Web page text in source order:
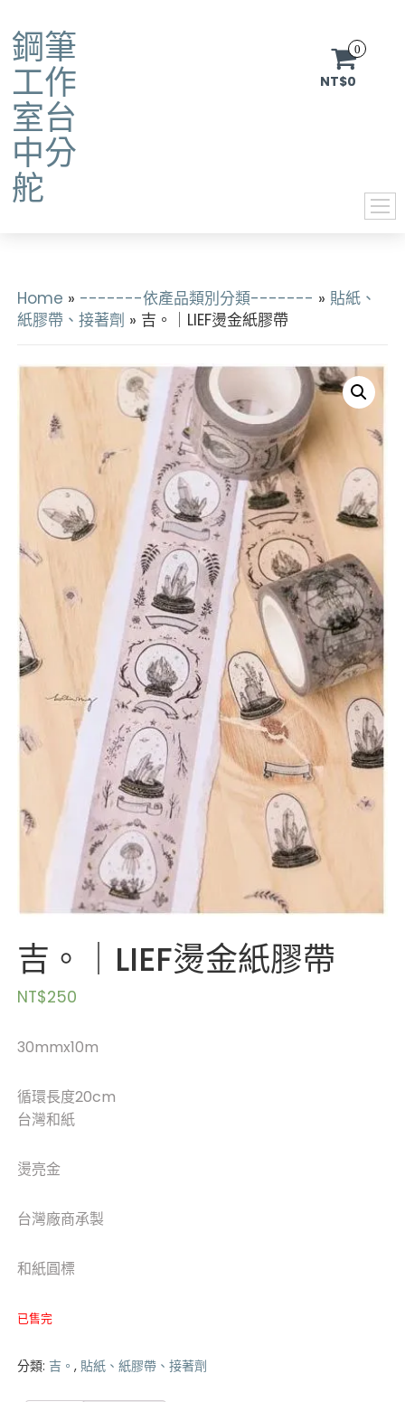
鋼筆
工作
室台
中分
舵
0
NT$0
Home » -------依產品類別分類------- » 貼紙、
紙膠帶、接著劑 » 吉。｜LIEF燙金紙膠帶
吉。｜LIEF燙金紙膠帶
NT$250
30mmx10m
循環長度20cm
台灣和紙
燙亮金
台灣廠商承製
和紙圓標
已售完
分類: 吉。 , 貼紙、紙膠帶、接著劑